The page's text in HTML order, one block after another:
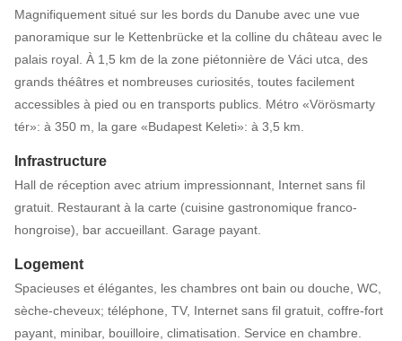
Magnifiquement situé sur les bords du Danube avec une vue
panoramique sur le Kettenbrücke et la colline du château avec le
palais royal. À 1,5 km de la zone piétonnière de Váci utca, des
grands théâtres et nombreuses curiosités, toutes facilement
accessibles à pied ou en transports publics. Métro «Vörösmarty
tér»: à 350 m, la gare «Budapest Keleti»: à 3,5 km.
Infrastructure
Hall de réception avec atrium impressionnant, Internet sans fil
gratuit. Restaurant à la carte (cuisine gastronomique franco-
hongroise), bar accueillant. Garage payant.
Logement
Spacieuses et élégantes, les chambres ont bain ou douche, WC,
sèche-cheveux; téléphone, TV, Internet sans fil gratuit, coffre-fort
payant, minibar, bouilloire, climatisation. Service en chambre.